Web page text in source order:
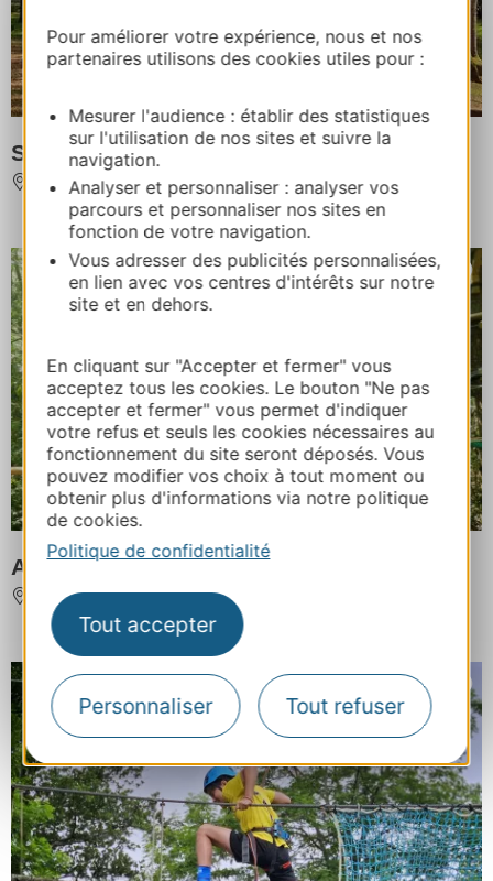
Pour améliorer votre expérience, nous et nos
partenaires utilisons des cookies utiles pour :
Mesurer l'audience : établir des statistiques
sur l'utilisation de nos sites et suivre la
navigation.
Analyser et personnaliser : analyser vos
parcours et personnaliser nos sites en
fonction de votre navigation.
Vous adresser des publicités personnalisées,
en lien avec vos centres d'intérêts sur notre
site et en dehors.
En cliquant sur "Accepter et fermer" vous
acceptez tous les cookies. Le bouton "Ne pas
accepter et fermer" vous permet d'indiquer
votre refus et seuls les cookies nécessaires au
fonctionnement du site seront déposés. Vous
pouvez modifier vos choix à tout moment ou
obtenir plus d'informations via notre politique
de cookies.
Politique de confidentialité
Tout accepter
Personnaliser Tout refuser
Saute Mouton
ROCAMADOUR
ACCRODIABLE AVENTURE
ANIANE